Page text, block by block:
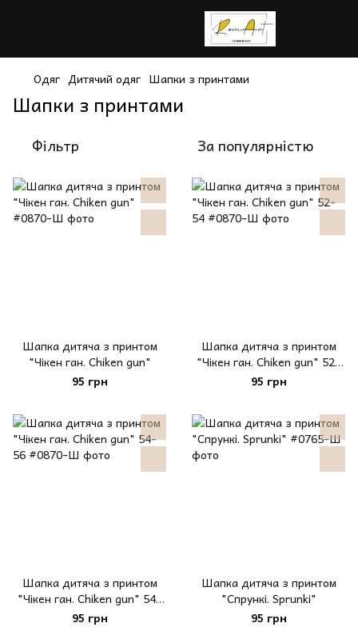
Одяг Дитячий одяг Шапки з принтами
Шапки з принтами
Фільтр За популярністю
Шапка дитяча з принтом
"Чікен ган. Chiken gun"
95 грн
Шапка дитяча з принтом
"Чікен ган. Chiken gun" 52-
54
95 грн
Шапка дитяча з принтом
"Чікен ган. Chiken gun" 54-
56
95 грн
Шапка дитяча з принтом
"Спрункі. Sprunki"
95 грн